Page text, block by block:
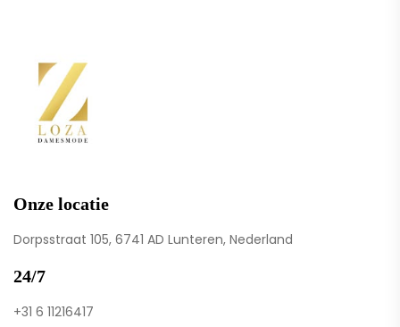
Onze locatie
Dorpsstraat 105, 6741 AD Lunteren, Nederland
24/7
+31 6 11216417